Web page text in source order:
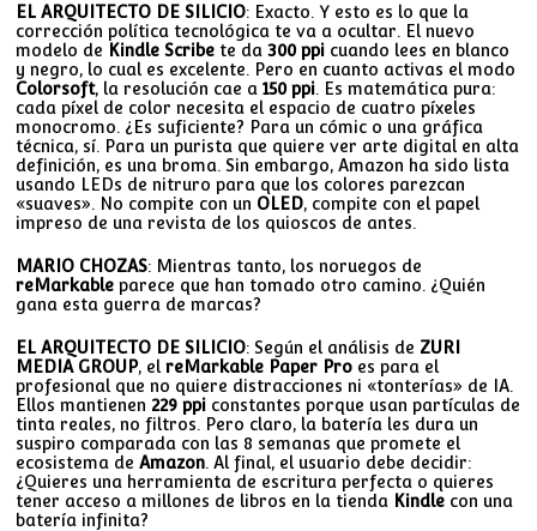
EL ARQUITECTO DE SILICIO: Exacto. Y esto es lo que la
corrección política tecnológica te va a ocultar. El nuevo
modelo de Kindle Scribe te da300 ppi cuando lees en blanco
y negro, lo cual es excelente. Pero en cuanto activas el modo
Colorsoft, la resolución cae a150 ppi. Es matemática pura:
cada píxel de color necesita el espacio de cuatro píxeles
monocromo. ¿Es suficiente? Para un cómic o una gráfica
técnica, sí. Para un purista que quiere ver arte digital en alta
definición, es una broma. Sin embargo, Amazon ha sido lista
usando LEDs de nitruro para que los colores parezcan
«suaves». No compite con un OLED, compite con el papel
impreso de una revista de los quioscos de antes.
MARIO CHOZAS: Mientras tanto, los noruegos de
reMarkable parece que han tomado otro camino. ¿Quién
gana esta guerra de marcas?
EL ARQUITECTO DE SILICIO: Según el análisis de ZURI
MEDIA GROUP, elreMarkable Paper Pro es para el
profesional que no quiere distracciones ni «tonterías» de IA.
Ellos mantienen 229 ppi constantes porque usan partículas de
tinta reales, no filtros. Pero claro, la batería les dura un
suspiro comparada con las 8 semanas que promete el
ecosistema deAmazon. Al final, el usuario debe decidir:
¿Quieres una herramienta de escritura perfecta o quieres
tener acceso a millones de libros en la tienda Kindle con una
batería infinita?